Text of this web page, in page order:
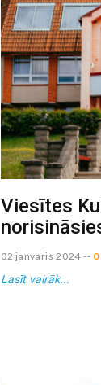
Viesītes
02 janvaris 2024 --
Lasīt vairāk...